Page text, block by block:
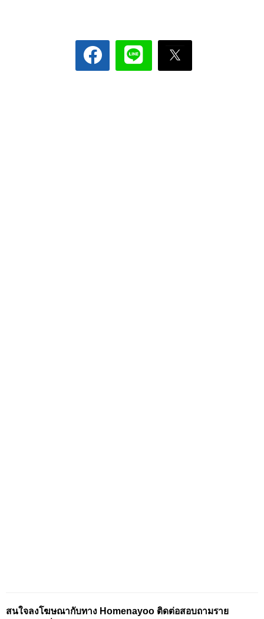
สนใจลงโฆษณากับทาง Homenayoo ติดต่อสอบถามราย